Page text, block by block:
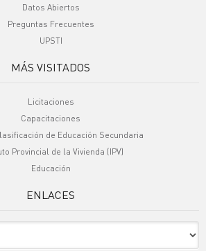
Datos Abiertos
Preguntas Frecuentes
UPSTI
MÁS VISITADOS
Licitaciones
Capacitaciones
de Educación Secundaria
Provincial de la Vivienda (IPV)
Educación
ENLACES